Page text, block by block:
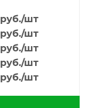
руб./шт
руб./шт
руб./шт
руб./шт
руб./шт